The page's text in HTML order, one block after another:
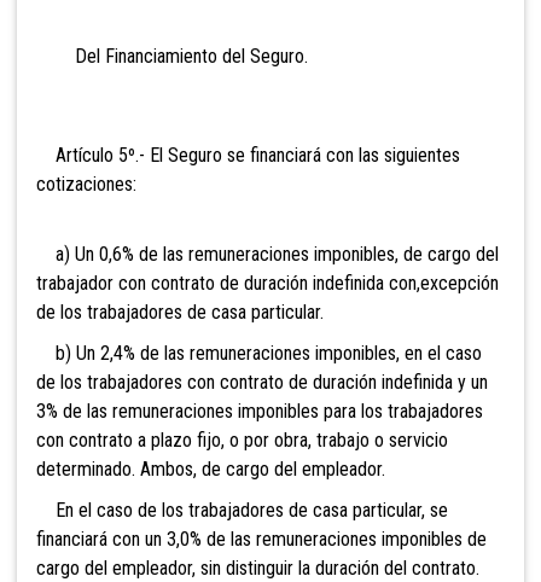
Del Financiamiento del Seguro.
Artículo 5º.- El Seguro se financiará con las siguientes
cotizaciones:
a) Un 0,6% de las remuneraciones imponibles, de cargo del
trabajador con contrato de duración indefinida con,excepción
de los trabajadores de casa particular.
b) Un 2,4% de las remuneraciones imponibles, en el caso
de los trabajadores con contrato de duración indefinida y un
3% de las remuneraciones imponibles para los trabajadores
con contrato a plazo fijo, o por obra, trabajo o servicio
determinado. Ambos, de cargo del empleador.
En el caso de los trabajadores de casa particular, se
financiará con un 3,0% de las remuneraciones imponibles de
cargo del empleador, sin distinguir la duración del contrato.